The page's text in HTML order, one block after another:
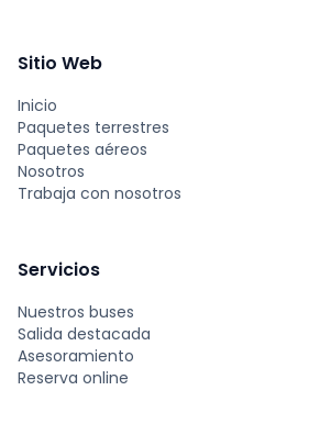
Sitio Web
Inicio
Paquetes terrestres
Paquetes aéreos
Nosotros
Trabaja con nosotros
Servicios
Nuestros buses
Salida destacada
Asesoramiento
Reserva online